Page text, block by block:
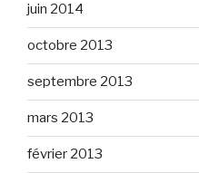
juin 2014
octobre 2013
septembre 2013
mars 2013
février 2013